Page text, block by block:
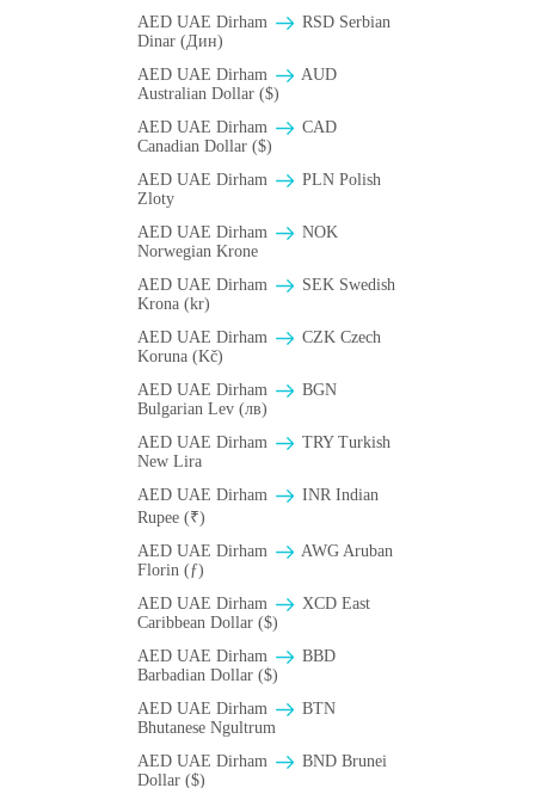
AED UAE Dirham
RSD Serbian
Dinar (Дин)
AED UAE Dirham
AUD
Australian Dollar ($)
AED UAE Dirham
CAD
Canadian Dollar ($)
AED UAE Dirham
PLN Polish
Zloty
AED UAE Dirham
NOK
Norwegian Krone
AED UAE Dirham
SEK Swedish
Krona (kr)
AED UAE Dirham
CZK Czech
Koruna (Kč)
AED UAE Dirham
BGN
Bulgarian Lev (лв)
AED UAE Dirham
TRY Turkish
New Lira
AED UAE Dirham
INR Indian
Rupee (₹)
AED UAE Dirham
AWG Aruban
Florin (ƒ)
AED UAE Dirham
XCD East
Caribbean Dollar ($)
AED UAE Dirham
BBD
Barbadian Dollar ($)
AED UAE Dirham
BTN
Bhutanese Ngultrum
AED UAE Dirham
BND Brunei
Dollar ($)